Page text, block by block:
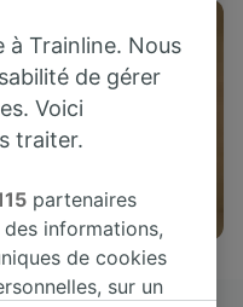
Trainline. Nous
de gérer
Voici
traiter.
partenaires
informations,
de cookies
sur un